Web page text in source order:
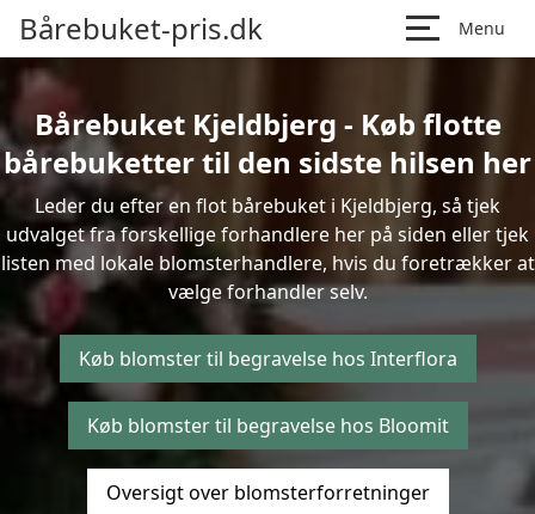
Bårebuket-pris.dk Menu
Bårebuket Kjeldbjerg - Køb flotte
bårebuketter til den sidste hilsen her
Leder du efter en flot bårebuket i Kjeldbjerg, så tjek
udvalget fra forskellige forhandlere her på siden eller tjek
listen med lokale blomsterhandlere, hvis du foretrækker at
vælge forhandler selv.
Køb blomster til begravelse hos Interflora
Køb blomster til begravelse hos Bloomit
Oversigt over blomsterforretninger